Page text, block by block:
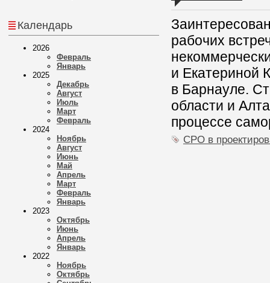
Календарь
2026
Февраль
Январь
2025
Декабрь
Август
Июль
Март
Февраль
2024
Ноябрь
Август
Июнь
Май
Апрель
Март
Февраль
Январь
2023
Октябрь
Июнь
Апрель
Январь
2022
Ноябрь
Октябрь
рабочих
и Екатериной
в Барнауле.
области и
процессе
СРО в